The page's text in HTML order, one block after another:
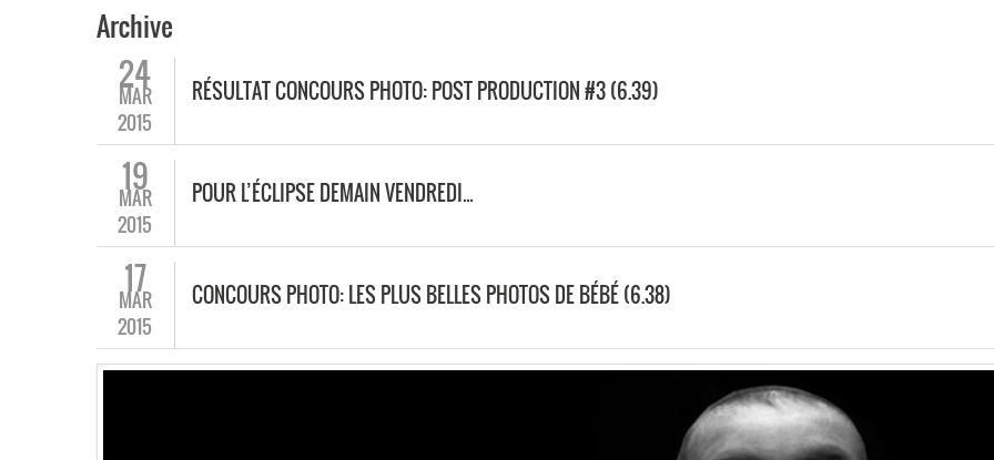
Archive
24
MAR
2015
RÉSULTAT CONCOURS PHOTO: POST PRODUCTION #3 (6.39)
19
MAR
2015
POUR L’ÉCLIPSE DEMAIN VENDREDI…
17
MAR
2015
CONCOURS PHOTO: LES PLUS BELLES PHOTOS DE BÉBÉ (6.38)